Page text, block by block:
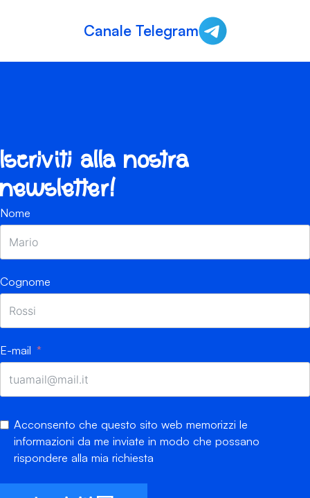
Canale Telegram
Iscriviti alla nostra
newsletter!
Nome
Cognome
E-mail
Acconsento che questo sito web memorizzi le
informazioni da me inviate in modo che possano
rispondere alla mia richiesta